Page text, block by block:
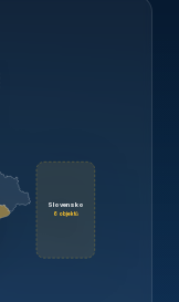
Slovensko
6 objektů